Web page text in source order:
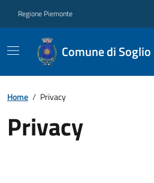
Regione Piemonte
Comune di Soglio
Home / Privacy
Privacy